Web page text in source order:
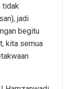
tidak
jadi
begitu
kita semua